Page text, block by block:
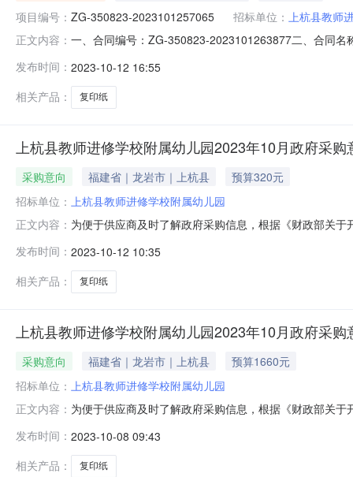
项目编号： ZG-350823-2023101257065 招标单位： 上杭县教师
正文内容： 一、合同编号：ZG-350823-2023101263877二、合同
18060190388供应商(乙方)：龙岩市杭桦贸易有限公司
发布时间： 2023-10-12 16:55
相关产品：
复印纸
上杭县教师进修学校附属幼儿园2023年10月政府采购
采购意向 福建省｜龙岩市｜上杭县
预算320元
招标单位： 上杭县教师进修学校附属幼儿园
正文内容： 为便于供应商及时了解政府采购信息，根据《财政部关
求：红色70克0.0320002023年10月无本次公开的采购意
2023年10月12日
发布时间： 2023-10-12 10:35
相关产品：
复印纸
上杭县教师进修学校附属幼儿园2023年10月政府采购
采购意向 福建省｜龙岩市｜上杭县
预算1660元
招标单位： 上杭县教师进修学校附属幼儿园
正文内容： 为便于供应商及时了解政府采购信息，根据《财政部关
求：75克0.1660002023年10月无本次公开的采购意向是
年10月08日
发布时间： 2023-10-08 09:43
相关产品：
复印纸